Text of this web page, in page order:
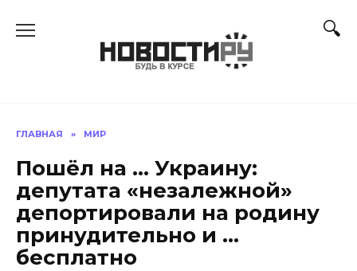
ГЛАВНАЯ » МИР
Пошёл на … Украину:
депутата «незалежной»
депортировали на родину
принудительно и …
бесплатно